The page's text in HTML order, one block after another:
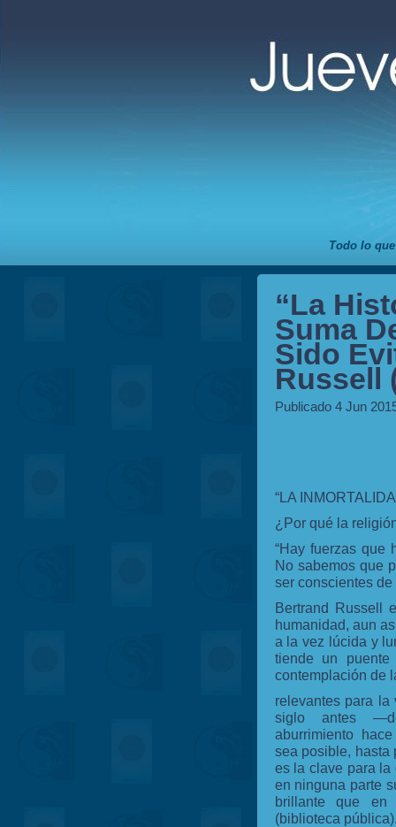
Todo lo
“La
Suma
Sido
Russell
Publicado 4 Jun
“LA
¿Por qué la
“Hay fuerzas que
No sabemos que
ser conscientes de
Bertrand Russell
humanidad, aun
a la vez lúcida y
tiende un
contemplación de
relevantes para la
siglo antes
aburrimiento
sea posible, hasta
es la clave para la
en ninguna parte
brillante que en
(biblioteca